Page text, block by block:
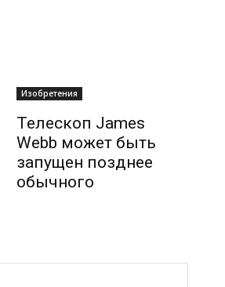
Изобретения
Телескоп James
Webb может быть
запущен позднее
обычного